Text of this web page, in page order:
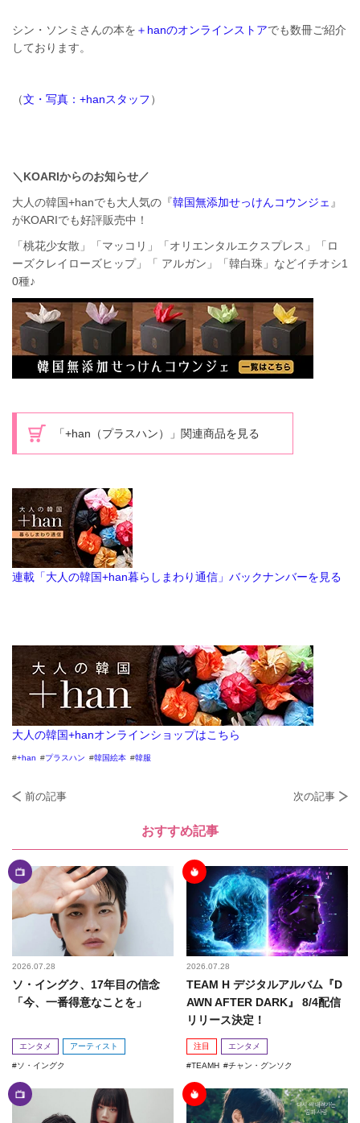
シン・ソンミさんの本を ＋hanのオンラインストアでも数冊ご紹介
しております。
（文・写真：+hanスタッフ）
＼KOARIからのお知らせ／
大人の韓国+hanでも大人気の『韓国無添加せっけんコウンジェ 』
がKOARIでも好評販売中！
「桃花少女散」「マッコリ」「オリエンタルエクスプレス」「ロ
ーズクレイローズヒップ」「 アルガン」「韓白珠」などイチオシ1
0種♪
「+han（プラスハン）」関連商品を見る
連載「大人の韓国+han暮らしまわり通信」バックナンバーを見る
大人の韓国+hanオンラインショップはこちら
+han プラスハン 韓国絵本 韓服
前の記事 次の記事
おすすめ記事
2026.07.28
ソ・イングク、17年目の信念
「今、一番得意なことを」
エンタメ アーティスト
ソ・イングク
2026.07.28
TEAM H デジタルアルバム『D
AWN AFTER DARK』 8/4配信
リリース決定！
注目 エンタメ
TEAMH チャン・グンソク